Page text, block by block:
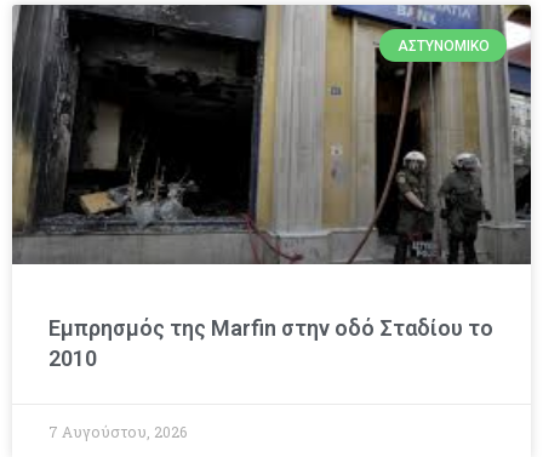
ΑΣΤΥΝΟΜΙΚΌ
Εμπρησμός της Marfin στην οδό Σταδίου το
2010
7 Αυγούστου, 2026